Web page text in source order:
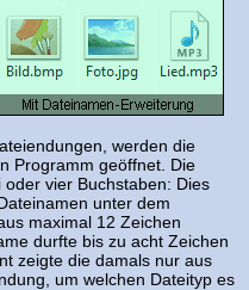
werden die
Programm geöffnet. Die
vier Buchstaben: Dies
unter dem
maximal 12 Zeichen
durfte bis zu acht Zeichen
zeigte die damals nur aus
um welchen Dateityp es